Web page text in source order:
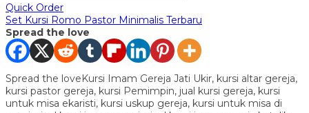
Quick Order
Set Kursi Romo Pastor Minimalis Terbaru
Spread the love
Spread the loveKursi Imam Gereja Jati Ukir, kursi altar gereja,
kursi pastor gereja, kursi Pemimpin, jual kursi gereja, kursi
untuk misa ekaristi, kursi uskup gereja, kursi untuk misa di